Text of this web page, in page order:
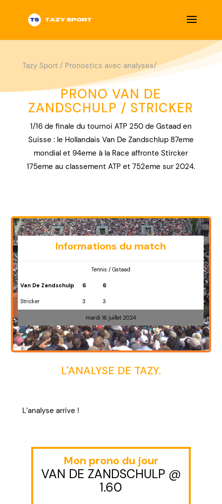
Tazy Sport/ Pronostics avec analyses/
PRONO VAN DE
ZANDSCHULP / STRICKER
1/16 de finale du tournoi ATP 250 de Gstaad en
Suisse : le Hollandais Van De Zandschlup 87eme
mondial et 94eme à la Race affronte Stircker
175eme au classement ATP et 752eme sur 2024.
Informations du match
Tennis / Gstaad
Van De Zandschulp 6 6
Stricker 3 3
mardi 16 juillet 2024
L'ANALYSE DE TAZY.
L’analyse arrive !
Mon prono du jour
VAN DE ZANDSCHULP @
1.60